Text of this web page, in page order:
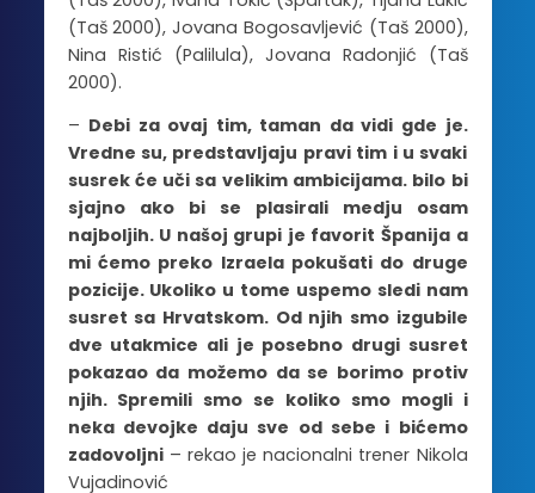
(Taš 2000), Jovana Bogosavljević (Taš 2000),
Nina Ristić (Palilula), Jovana Radonjić (Taš
2000).
– Debi za ovaj tim, taman da vidi gde je.
Vredne su, predstavljaju pravi tim i u svaki
susrek će uči sa velikim ambicijama. bilo bi
sjajno ako bi se plasirali medju osam
najboljih. U našoj grupi je favorit Španija a
mi ćemo preko Izraela pokušati do druge
pozicije. Ukoliko u tome uspemo sledi nam
susret sa Hrvatskom. Od njih smo izgubile
dve utakmice ali je posebno drugi susret
pokazao da možemo da se borimo protiv
njih. Spremili smo se koliko smo mogli i
neka devojke daju sve od sebe i bićemo
zadovoljni– rekao je nacionalni trener Nikola
Vujadinović